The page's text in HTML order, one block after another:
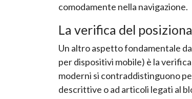
comodamente nella navigazione.
La verifica del
Un altro aspetto fondamentale
per dispositivi mobile) è la
moderni si contraddistinguono
descrittive o ad articoli legati al